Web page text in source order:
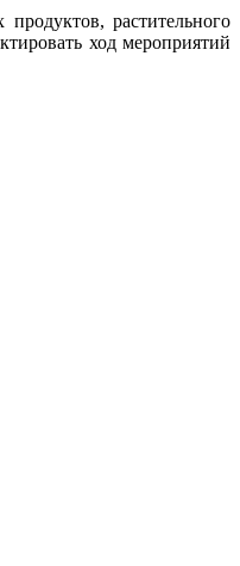
растительного
ход мероприятий